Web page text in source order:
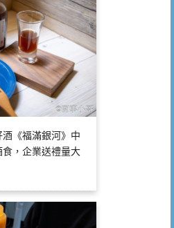
《福滿銀河》中
，企業送禮量大